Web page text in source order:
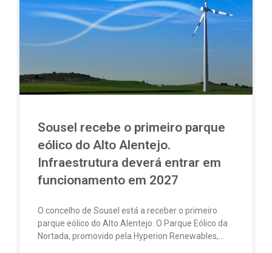
Sousel recebe o primeiro parque
eólico do Alto Alentejo.
Infraestrutura deverá entrar em
funcionamento em 2027
O concelho de Sousel está a receber o primeiro
parque eólico do Alto Alentejo. O Parque Eólico da
Nortada, promovido pela Hyperion Renewables,